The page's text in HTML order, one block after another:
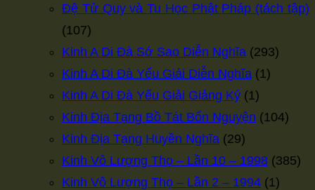
Đệ Tử Quy và Tu Học Phật Pháp (tách tập)
(107)
Kinh A Di Đà Sớ Sao Diễn Nghĩa (293)
Kinh A Di Đà Yếu Giải Diễn Nghĩa (1)
Kinh A Di Đà Yếu Giải Giảng Ký (1)
Kinh Địa Tạng Bồ Tát Bổn Nguyện (104)
Kinh Địa Tạng Huyền Nghĩa (29)
Kinh Vô Lượng Thọ – Lần 10 – 1998 (385)
Kinh Vô Lượng Thọ – Lần 2 – 1994 (1)